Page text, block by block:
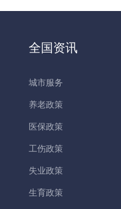
全国资讯
城市服务
养老政策
医保政策
工伤政策
失业政策
生育政策